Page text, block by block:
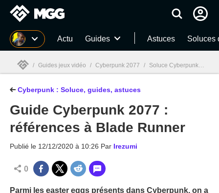
MGG Actu Guides Astuces Soluces
MGG
/ Guides jeux vidéo / Cyberpunk 2077 / Soluce Cyberpunk 2077 : Tous nos guides et astuces
Cyberpunk : Soluce, guides, astuces
Guide Cyberpunk 2077 :
références à Blade Runner
Publié le 12/12/2020 à 10:26 Par Irezumi
0
Parmi les easter eggs présents dans Cyberpunk, on a